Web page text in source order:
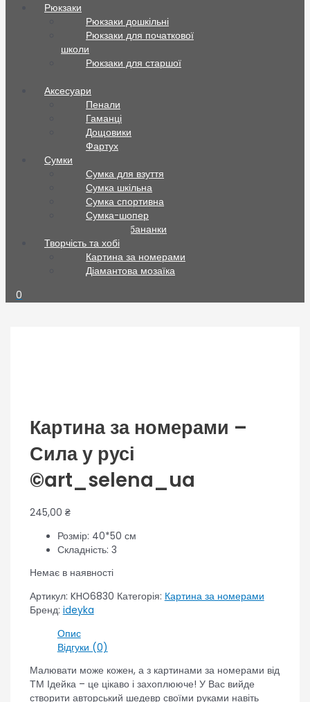
Рюкзаки
Рюкзаки дошкільні
Рюкзаки для початкової
школи
Рюкзаки для старшої
Аксесуари
Пенали
Гаманці
Дощовики
Фартух
Сумки
Сумка для взуття
Сумка шкільна
Сумка спортивна
Сумка-шопер
Сумки та бананки
Творчість та хобі
Картина за номерами
Діамантова мозаїка
0
Картина за номерами –
Сила у русі
©art_selena_ua
245,00 ₴
Розмір: 40*50 см
Складність: 3
Немає в наявності
Артикул: KHO6830 Категорія: Картина за номерами
Бренд: ideyka
Опис
Відгуки (0)
Малювати може кожен, а з картинами за номерами від
ТМ Ідейка – це цікаво і захоплююче! У Вас вийде
створити авторський шедевр своїми руками навіть